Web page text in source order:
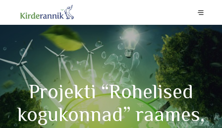
Projekti “Rohelised
kogukonnad” raames,